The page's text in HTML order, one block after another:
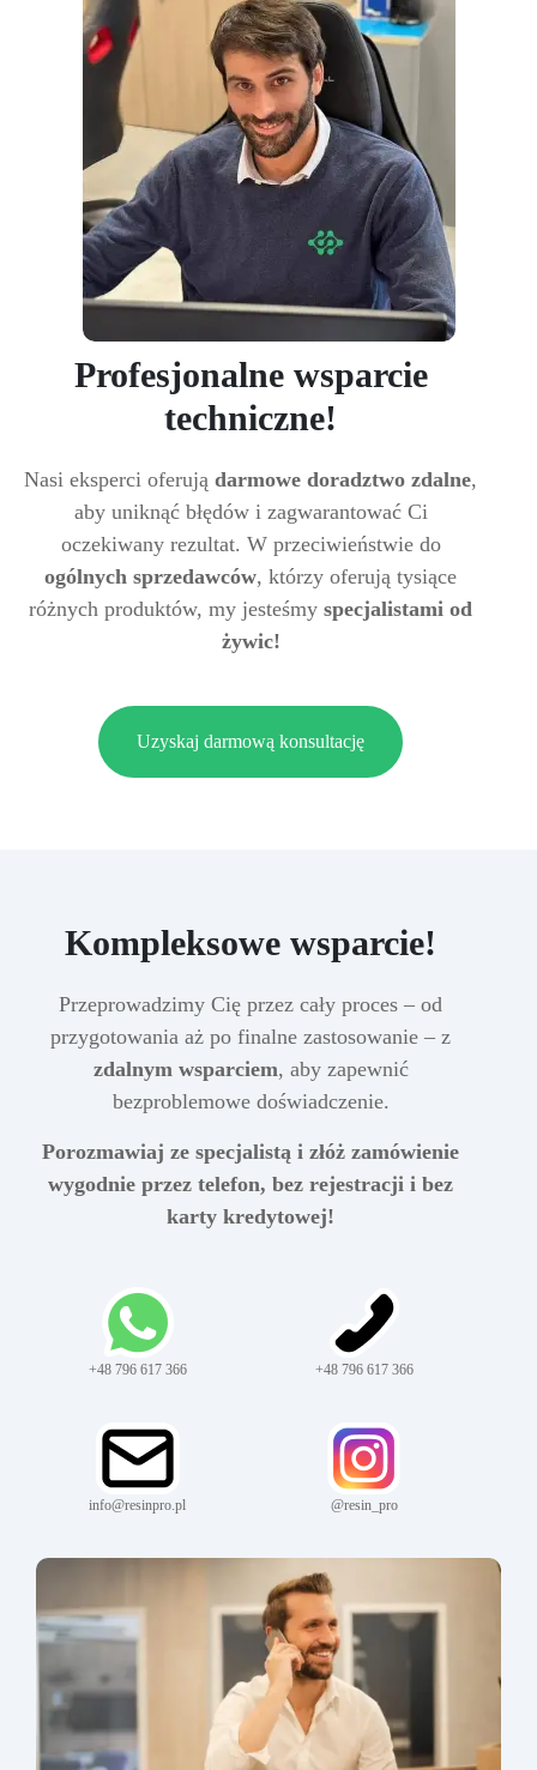
Profesjonalne wsparcie
techniczne!
Nasi eksperci oferują darmowe doradztwo zdalne,
aby uniknąć błędów i zagwarantować Ci
oczekiwany rezultat. W przeciwieństwie do
ogólnych sprzedawców, którzy oferują tysiące
różnych produktów, my jesteśmy specjalistami od
żywic!
Uzyskaj darmową konsultację
Kompleksowe wsparcie!
Przeprowadzimy Cię przez cały proces – od
przygotowania aż po finalne zastosowanie – z
zdalnym wsparciem, aby zapewnić
bezproblemowe doświadczenie.
Porozmawiaj ze specjalistą i złóż zamówienie
wygodnie przez telefon, bez rejestracji i bez
karty kredytowej!
+48 796 617 366 +48 796 617 366
info@resinpro.pl @resin_pro